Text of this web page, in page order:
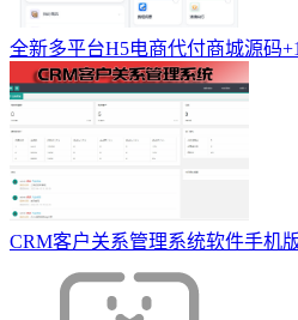
全新多平台H5电商代付商城源码
CRM客户关系管理系统软件手机